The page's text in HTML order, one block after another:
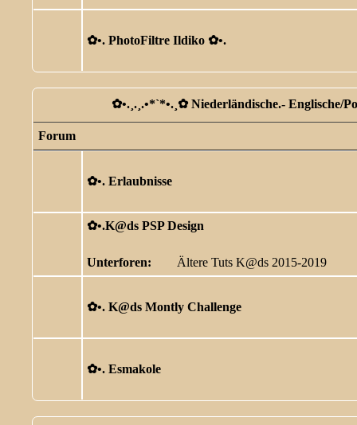
✿ •. PhotoFiltre Ildiko ✿ •.
✿ •.¸.¸.•*`*•.¸✿ Niederländische.- Englische/
Forum
✿ •. Erlaubnisse
✿ •.K@ds PSP Design
Unterforen: Ältere Tuts K@ds 2015-2019
✿ •. K@ds Montly Challenge
✿ •. Esmakole